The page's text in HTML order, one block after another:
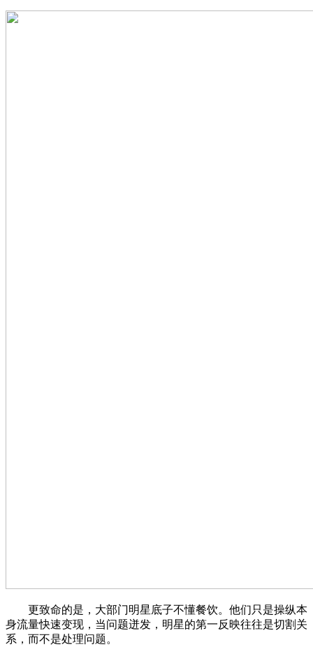
更致命的是，大部门明星底子不懂餐饮。他们只是操纵本
身流量快速变现，当问题迸发，明星的第一反映往往是切割关
系，而不是处理问题。